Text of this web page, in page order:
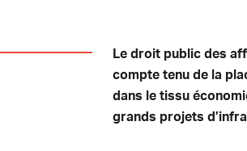
Le droit public des
compte tenu de la
dans le tissu
grands projets